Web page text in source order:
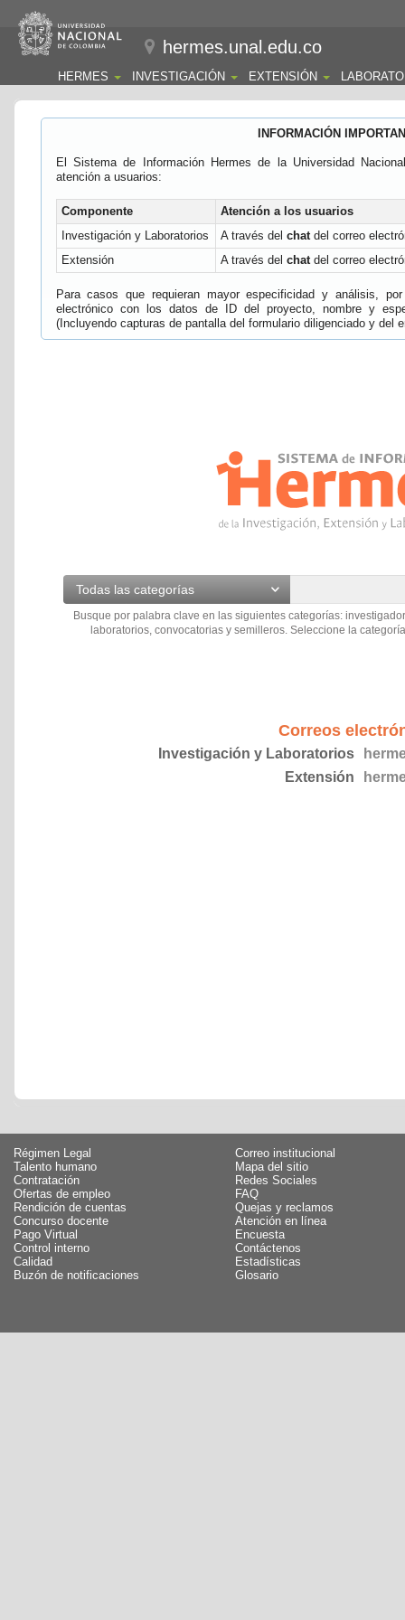
hermes.unal.edu.co
HERMES INVESTIGACIÓN EXTENSIÓN
INFORMACIÓN
El Sistema de Información Hermes de la Universidad
atención a usuarios:
Componente
Atención a los usuarios
Investigación y Laboratorios
A través del chatdel correo
Extensión
A través del chatdel correo
Para casos que requieran mayor especificidad y análisis,
electrónico con los datos de ID del proyecto, nombre y
(Incluyendo capturas de pantalla del formulario diligenciado y del
Todas las categorías
Busque por palabra clave en las siguientes categorías:
laboratorios, convocatorias y semilleros. Seleccione la
Correos
Investigación y Laboratorios
Extensión
Régimen Legal
Talento humano
Contratación
Ofertas de empleo
Rendición de cuentas
Concurso docente
Pago Virtual
Control interno
Calidad
Buzón de notificaciones
Correo institucional
Mapa del sitio
Redes Sociales
FAQ
Quejas y reclamos
Atención en línea
Encuesta
Contáctenos
Estadísticas
Glosario